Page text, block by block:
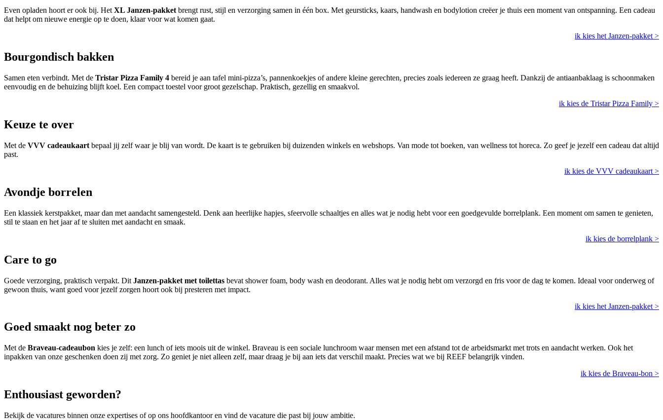
Even opladen hoort er ook bij. Het XL Janzen-pakket brengt rust, stijl en verzorging samen in één box. Met geursticks, kaars, handwash en bodylotion creëer je thuis een moment van ontspanning. Een cadeau
dat helpt om nieuwe energie op te doen, klaar voor wat komen gaat.
ik kies het Janzen-pakket >
Bourgondisch bakken
Samen eten verbindt. Met de Tristar Pizza Family 4 bereid je aan tafel mini-pizza’s, pannenkoekjes of andere kleine gerechten, precies zoals iedereen ze graag heeft. Dankzij de antiaanbaklaag is schoonmaken
eenvoudig en de behuizing blijft koel. Een compact toestel voor groot gezelschap. Praktisch, gezellig en smaakvol.
ik kies de Tristar Pizza Family >
Keuze te over
Met de VVV cadeaukaart bepaal jij zelf waar je blij van wordt. De kaart is te gebruiken bij duizenden winkels en webshops. Van mode tot boeken, van wellness tot horeca. Zo geef je jezelf een cadeau dat altijd
past.
ik kies de VVV cadeaukaart >
Avondje borrelen
Een klassiek kerstpakket, maar dan met aandacht samengesteld. Denk aan heerlijke hapjes, sfeervolle schaaltjes en alles wat je nodig hebt voor een goedgevulde borrelplank. Een moment om samen te genieten,
stil te staan en het jaar af te sluiten met aandacht en smaak.
ik kies de borrelplank >
Care to go
Goede verzorging, praktisch verpakt. Dit Janzen-pakket met toilettas bevat shower foam, body wash en deodorant. Alles wat je nodig hebt om verzorgd en fris voor de dag te komen. Ideaal voor onderweg of
gewoon thuis, want goed voor jezelf zorgen hoort ook bij presteren met impact.
ik kies het Janzen-pakket >
Goed smaakt nog beter zo
Met de Braveau-cadeaubon kies je zelf: een lunch of iets moois uit de winkel. Braveau is een sociale lunchroom waar mensen met een afstand tot de arbeidsmarkt met trots en aandacht werken. Ook het
inpakken van onze geschenken doen zij met zorg. Zo geniet je niet alleen zelf, maar draag je bij aan iets dat verschil maakt. Precies wat we bij REEF belangrijk vinden.
ik kies de Braveau-bon >
Enthousiast geworden?
Bekijk de vacatures binnen onze expertises of op ons hoofdkantoor en vind de vacature die past bij jouw ambitie.